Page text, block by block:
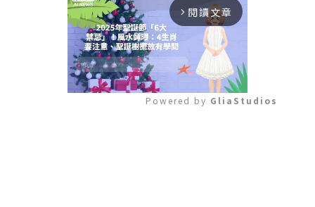
arrow_forward_ios 閱讀文章
Powered by GliaStudios